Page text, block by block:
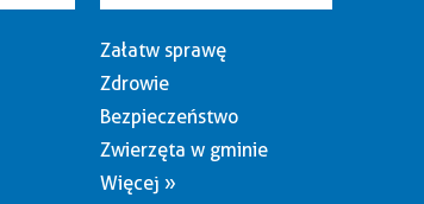
Załatw sprawę
Zdrowie
Bezpieczeństwo
Zwierzęta w gminie
Więcej »